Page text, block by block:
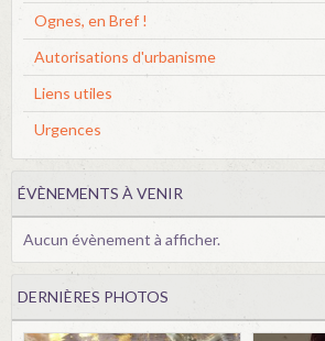
Ognes, en Bref !
Autorisations d'urbanisme
Liens utiles
Urgences
ÉVÈNEMENTS À VENIR
Aucun évènement à afficher.
DERNIÈRES PHOTOS